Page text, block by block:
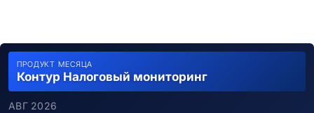
ПРОДУКТ МЕСЯЦА
Контур Налоговый мониторинг
АВГ 2026